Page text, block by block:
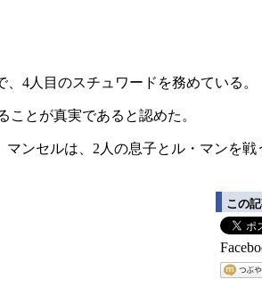
4人目のスチュワードを務めている。
とが真実であると認めた。
ンセルは、2人の息子とル・マンを戦
この